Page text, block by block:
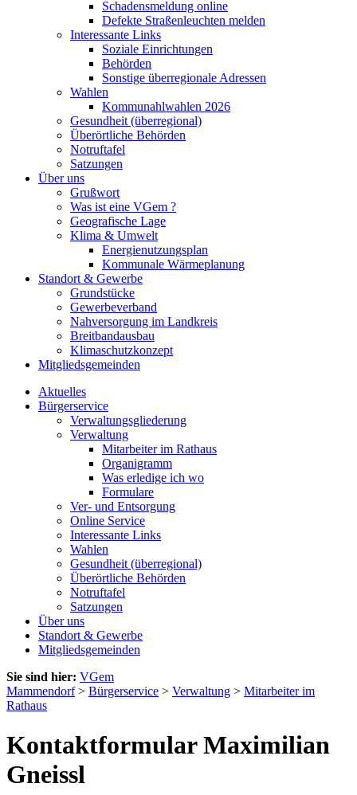
Schadensmeldung online
Defekte Straßenleuchten melden
Interessante Links
Soziale Einrichtungen
Behörden
Sonstige überregionale Adressen
Wahlen
Kommunahlwahlen 2026
Gesundheit (überregional)
Überörtliche Behörden
Notruftafel
Satzungen
Über uns
Grußwort
Was ist eine VGem ?
Geografische Lage
Klima & Umwelt
Energienutzungsplan
Kommunale Wärmeplanung
Standort & Gewerbe
Grundstücke
Gewerbeverband
Nahversorgung im Landkreis
Breitbandausbau
Klimaschutzkonzept
Mitgliedsgemeinden
Aktuelles
Bürgerservice
Verwaltungsgliederung
Verwaltung
Mitarbeiter im Rathaus
Organigramm
Was erledige ich wo
Formulare
Ver- und Entsorgung
Online Service
Interessante Links
Wahlen
Gesundheit (überregional)
Überörtliche Behörden
Notruftafel
Satzungen
Über uns
Standort & Gewerbe
Mitgliedsgemeinden
Sie sind hier: VGem
Mammendorf> Bürgerservice > Verwaltung > Mitarbeiter im
Rathaus
Kontaktformular Maximilian
Gneissl